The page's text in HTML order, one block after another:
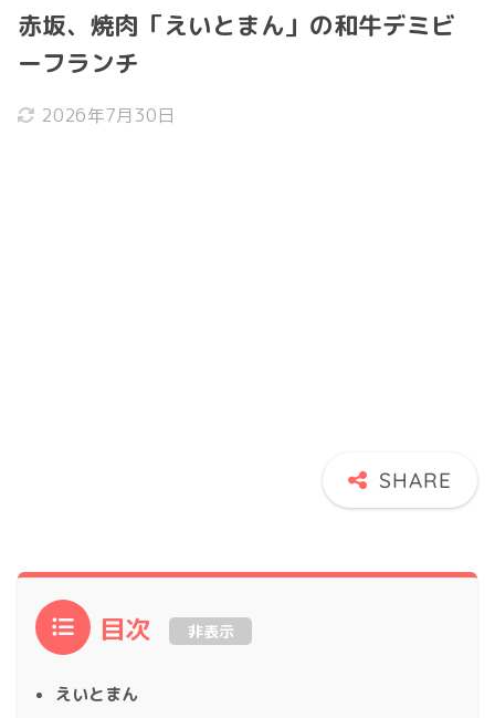
赤坂、焼肉「えいとまん」の和牛デミビ
ーフランチ
2026年7月30日
目次 非表示
えいとまん